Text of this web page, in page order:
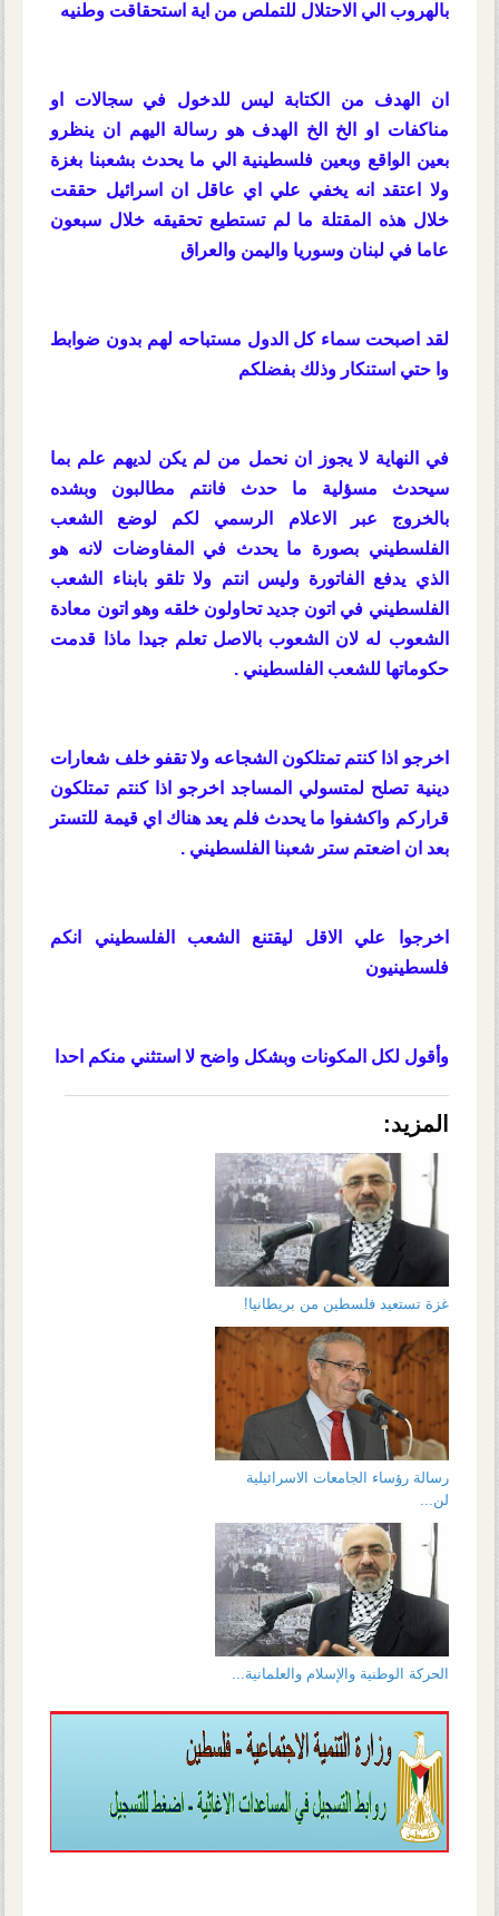
بالهروب الي الاحتلال للتملص من اية استحقاقت وطنيه
ان الهدف من الكتابة ليس للدخول في سجالات او
مناكفات او الخ الخ الهدف هو رسالة اليهم ان ينظرو
بعين الواقع وبعين فلسطينية الي ما يحدث بشعبنا بغزة
ولا اعتقد انه يخفي علي اي عاقل ان اسرائيل حققت
خلال هذه المقتلة ما لم تستطيع تحقيقه خلال سبعون
عاما في لبنان وسوريا واليمن والعراق
لقد اصبحت سماء كل الدول مستباحه لهم بدون ضوابط
وا حتي استنكار وذلك بفضلكم
في النهاية لا يجوز ان نحمل من لم يكن لديهم علم بما
سيحدث مسؤلية ما حدث فانتم مطالبون وبشده
بالخروج عبر الاعلام الرسمي لكم لوضع الشعب
الفلسطيني بصورة ما يحدث في المفاوضات لانه هو
الذي يدفع الفاتورة وليس انتم ولا تلقو بابناء الشعب
الفلسطيني في اتون جديد تحاولون خلقه وهو اتون معادة
الشعوب له لان الشعوب بالاصل تعلم جيدا ماذا قدمت
حكوماتها للشعب الفلسطيني .
اخرجو اذا كنتم تمتلكون الشجاعه ولا تقفو خلف شعارات
دينية تصلح لمتسولي المساجد اخرجو اذا كنتم تمتلكون
قراركم واكشفوا ما يحدث فلم يعد هناك اي قيمة للتستر
بعد ان اضعتم ستر شعبنا الفلسطيني .
اخرجوا علي الاقل ليقتنع الشعب الفلسطيني انكم
فلسطينيون
وأقول لكل المكونات وبشكل واضح لا استثني منكم احدا
المزيد:
غزة تستعيد فلسطين من بريطانيا!
رسالة رؤساء الجامعات الاسرائيلية
لن...
الحركة الوطنية والإسلام والعلمانية...